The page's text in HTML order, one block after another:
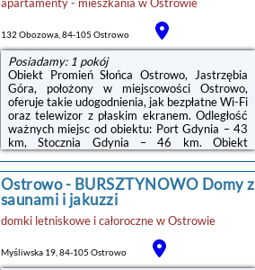
telewizor z płaskim ekranem, prywatna
łazienka oraz pościel. W każdej opcji
zakwaterowania w obiekcie zapewniono ...
132 Obozowa, 84-105 Ostrowo
Posiadamy: 1 pokój
Obiekt Promień Słońca Ostrowo, Jastrzębia
Góra, położony w miejscowości Ostrowo,
oferuje takie udogodnienia, jak bezpłatne Wi-Fi
oraz telewizor z płaskim ekranem. Odległość
ważnych miejsc od obiektu: Port Gdynia – 43
km, Stocznia Gdynia – 46 km. Obiekt
zapewnia ogród oraz bezpłatny prywatny
parking. W okolicy w odległości 1,7 km
znajduje się Plaża w Ostrowie.W apartamencie
do dyspozycji gości przygotowano taras, kilka
sypialni (2), salon oraz kuchnię z doskonałym
wyposażeniem. W apartamencie zapewniono
ręczniki i pościel.Odległość ważnych miejsc od
obiektu: Dworzec ...
Ostrowo- BURSZTYNOWO Domy z
saunami i jakuzzi
domki letniskowe i całorocznewOstrowie
Myśliwska 19, 84-105 Ostrowo